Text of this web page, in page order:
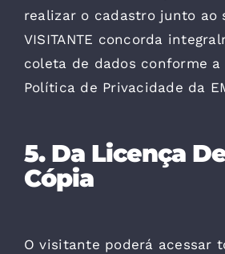
realizar o cadastro junto ao
VISITANTE concorda
coleta de dados conforme a
Política de Privacidade da
5. Da Licença
Cópia
O visitante poderá acessar